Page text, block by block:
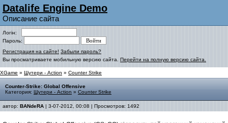
Datalife Engine Demo
Описание сайта
Логін:
Пароль:
Регистрация на сайте! Забыли пароль?
Вы просматриваете мобильную версию сайта. Перейти на полную версию сайта.
XGame » Шутери - Action » Counter Strike
Counter-Strike: Global Offensive
Категория: Шутери - Action » Counter Strike
автор: BANdeRA | 3-07-2012, 00:08 | Просмотров: 1492